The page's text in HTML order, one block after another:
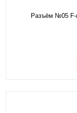
Разъём №05 F-